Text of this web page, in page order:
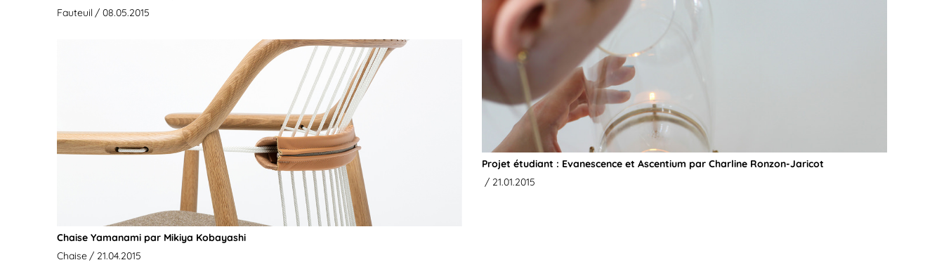
Fauteuil / 08.05.2015
Chaise Yamanami par Mikiya Kobayashi
Chaise / 21.04.2015
Projet étudiant : Evanescence et Ascentium par Charline Ronzon-Jaricot
/ 21.01.2015